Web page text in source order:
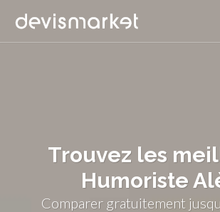
Trouvez les
Humoriste
Comparer gratuitement